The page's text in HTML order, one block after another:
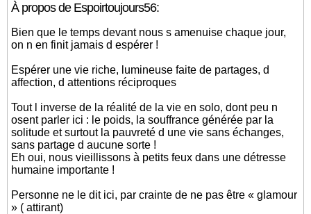
À propos de Espoirtoujours56:
Bien que le temps devant nous s amenuise chaque jour,
on n en finit jamais d espérer !
Espérer une vie riche, lumineuse faite de partages, d
affection, d attentions réciproques
Tout l inverse de la réalité de la vie en solo, dont peu n
osent parler ici : le poids, la souffrance générée par la
solitude et surtout la pauvreté d une vie sans échanges,
sans partage d aucune sorte !
Eh oui, nous vieillissons à petits feux dans une détresse
humaine importante !
Personne ne le dit ici, par crainte de ne pas être « glamour
» ( attirant)